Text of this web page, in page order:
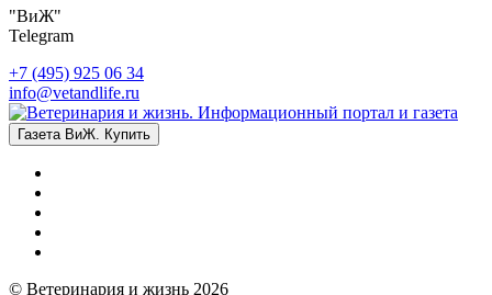
"ВиЖ"
Telegram
+7 (495) 925 06 34
info@vetandlife.ru
Газета ВиЖ. Купить
© Ветеринария и жизнь 2026